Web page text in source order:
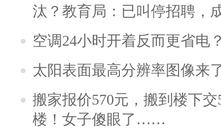
汰？教育局：已叫停招聘，
空调24小时开着反而更省电
太阳表面最高分辨率图像来
搬家报价570元，搬到楼下
楼！女子傻眼了……